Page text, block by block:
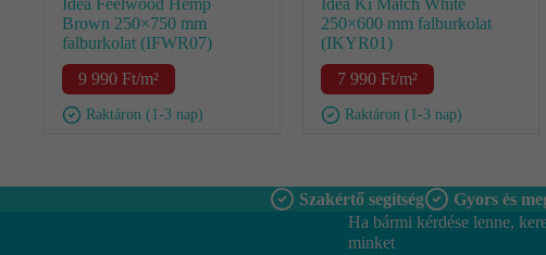
Brown 250×750 mm
falburkolat (IFWR07)
9 990 Ft/m²
Raktáron (1-3 nap)
250×600 mm falburkolat
(IKYR01)
7 990 Ft/m²
Raktáron (1-3 nap)
Szakértő segítség Gyors és
Ha bármi kérdése lenne,
minket